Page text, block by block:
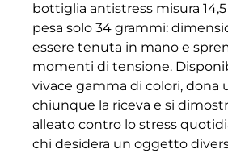
bottiglia antistress misura
pesa solo 34 grammi:
essere tenuta in mano e
momenti di tensione.
vivace gamma di colori, dona
chiunque la riceva e si
alleato contro lo stress
chi desidera un oggetto